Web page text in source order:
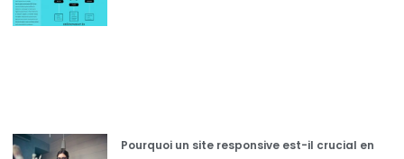
Pourquoi un site responsive est-il crucial en